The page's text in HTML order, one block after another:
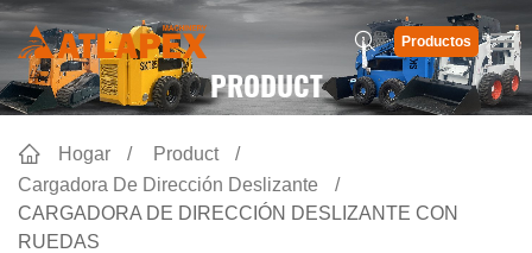
Productos
PRODUCT
Hogar
Product
Cargadora De Dirección Deslizante
CARGADORA DE DIRECCIÓN DESLIZANTE CON
RUEDAS